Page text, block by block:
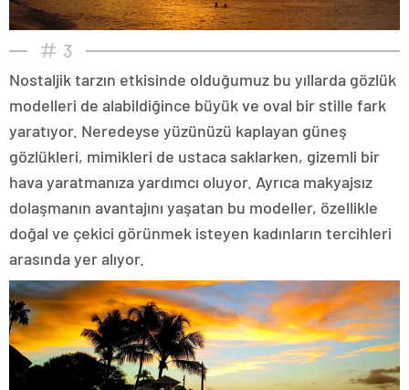
3
Nostaljik tarzın etkisinde olduğumuz bu yıllarda gözlük
modelleri de alabildiğince büyük ve oval bir stille fark
yaratıyor. Neredeyse yüzünüzü kaplayan güneş
gözlükleri, mimikleri de ustaca saklarken, gizemli bir
hava yaratmanıza yardımcı oluyor. Ayrıca makyajsız
dolaşmanın avantajını yaşatan bu modeller, özellikle
doğal ve çekici görünmek isteyen kadınların tercihleri
arasında yer alıyor.